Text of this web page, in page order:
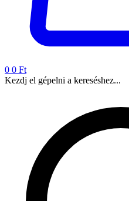
0 0 Ft
Kezdj el gépelni a kereséshez...